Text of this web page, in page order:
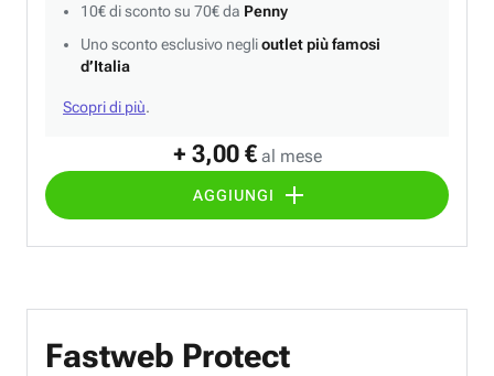
+ 3,00 € al mese
AGGIUNGI
10€ di sconto su 70€ da Penny
Uno sconto esclusivo neglioutlet più famosi
d’Italia
Scopri di più.
Fastweb Protect